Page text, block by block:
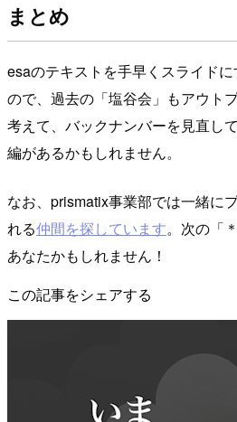
まとめ
esaのテキストを手早くスライド
ので、過去の「塩谷会」もアウト
考えて、バックナンバーを見直し
編があるかもしれません。
なお、prismatix事業部では一緒に
れる仲間を探しています。次の「
あなたかもしれません！
この記事をシェアする